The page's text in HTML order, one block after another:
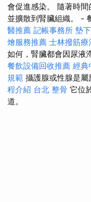
會促進感染。 隨著時
並擴散到腎臟組織。 -
醫推薦 記帳事務所 墊
燴服務推薦 士林撥筋療
如何，腎臟都會因尿液
餐飲設備回收推薦 經典
規範 攝護腺或性腺是屬
程介紹 台北 整骨 它位
道。